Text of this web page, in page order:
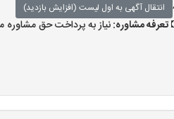
انتقال آگهی به اول لیست (افزایش بازدید)
تعرفه مشاوره:نیاز به پرداخت حق